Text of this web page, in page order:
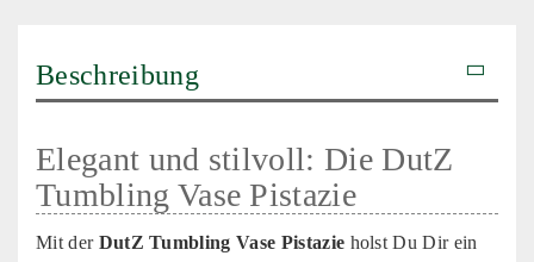
Beschreibung
Elegant und stilvoll: Die DutZ
Tumbling Vase Pistazie
Mit der DutZ Tumbling Vase Pistazie holst Du Dir ein